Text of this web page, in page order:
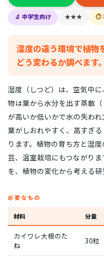
🔬 中学生向け ★★★ ⏱
湿度の違う環境で植物
どう変わるか調べます。
湿度（しつど）は、空気中
物は葉から水分を出す蒸散
が高いか低いかで水の失わ
葉がしおれやすく、高すぎ
ります。植物の育ち方と湿
芸、温室栽培にもつながり
を、植物の変化から考える研
必要なもの
材料 分量
カイワレ大根のた
ね
30粒